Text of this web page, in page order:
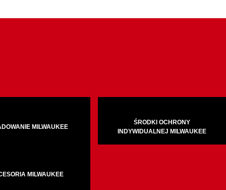
MILWAUKEE
ŚRODKI OCHRONY
INDYWIDUALNEJ MILWAUKEE
MILWAUKEE